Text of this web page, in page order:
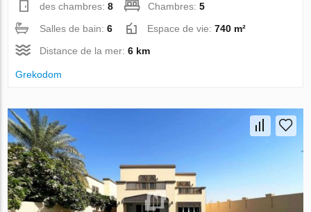
des chambres:8 Chambres:5
Salles de bain:6 Espace de vie:740 m²
Distance de la mer:6 km
Grekodom